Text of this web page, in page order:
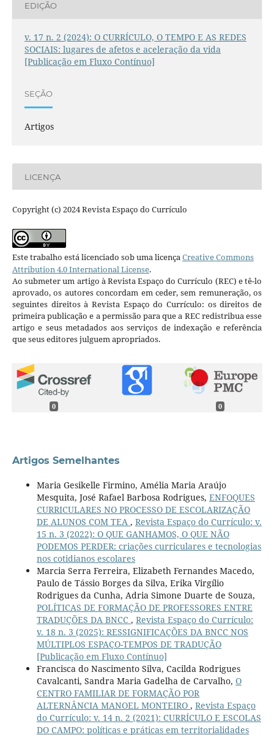
EDIÇÃO
v. 17 n. 2 (2024): O CURRÍCULO, O TEMPO E AS REDES
SOCIAIS: lugares de afetos e aceleração da vida
[Publicação em Fluxo Contínuo]
SEÇÃO
Artigos
LICENÇA
Copyright (c) 2024 Revista Espaço do Currículo
Este trabalho está licenciado sob uma licençaCreative Commons
Attribution 4.0 International License.
Ao submeter um artigo à Revista Espaço do Currículo (REC) e tê-lo
aprovado, os autores concordam em ceder, sem remuneração, os
seguintes direitos à Revista Espaço do Currículo: os direitos de
primeira publicação e a permissão para que a REC redistribua esse
artigo e seus metadados aos serviços de indexação e referência
que seus editores julguem apropriados.
0 0
Artigos Semelhantes
Maria Gesikelle Firmino, Amélia Maria Araújo
Mesquita, José Rafael Barbosa Rodrigues, ENFOQUES
CURRICULARES NO PROCESSO DE ESCOLARIZAÇÃO
DE ALUNOS COM TEA , Revista Espaço do Currículo: v.
15 n. 3 (2022): O QUE GANHAMOS, O QUE NÃO
PODEMOS PERDER: criações curriculares e tecnologias
nos cotidianos escolares
Marcia Serra Ferreira, Elizabeth Fernandes Macedo,
Paulo de Tássio Borges da Silva, Erika Virgílio
Rodrigues da Cunha, Adria Simone Duarte de Souza,
POLÍTICAS DE FORMAÇÃO DE PROFESSORES ENTRE
TRADUÇÕES DA BNCC , Revista Espaço do Currículo:
v. 18 n. 3 (2025): RESSIGNIFICAÇÕES DA BNCC NOS
MÚLTIPLOS ESPAÇO-TEMPOS DE TRADUÇÃO
[Publicação em Fluxo Contínuo]
Francisca do Nascimento Silva, Cacilda Rodrigues
Cavalcanti, Sandra Maria Gadelha de Carvalho, O
CENTRO FAMILIAR DE FORMAÇÃO POR
ALTERNÂNCIA MANOEL MONTEIRO , Revista Espaço
do Currículo: v. 14 n. 2 (2021): CURRÍCULO E ESCOLAS
DO CAMPO: políticas e práticas em territorialidades